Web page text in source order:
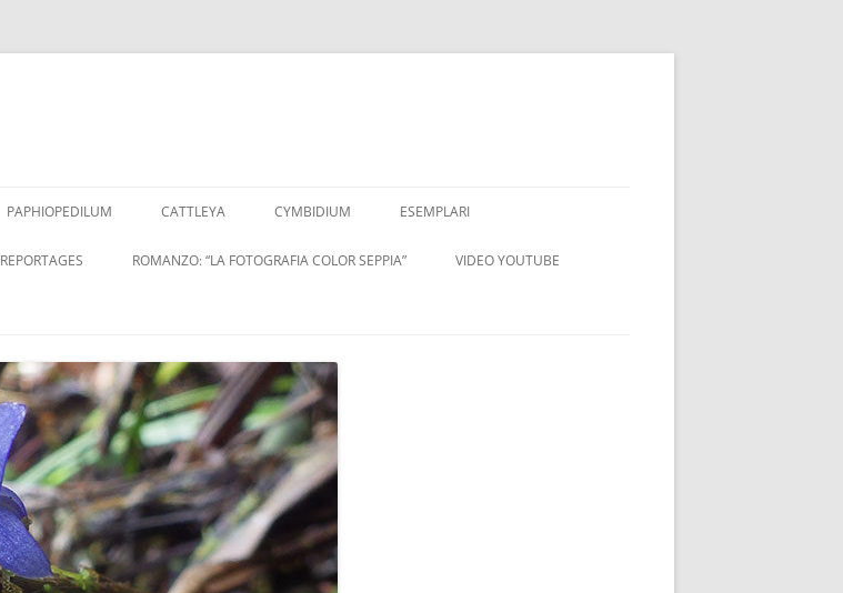
al
PAPHIOPEDILUM CATTLEYA CYMBIDIUM ESEMPLARI
REPORTAGES ROMANZO: “LA FOTOGRAFIA COLOR SEPPIA” VIDEO YOUTUBE